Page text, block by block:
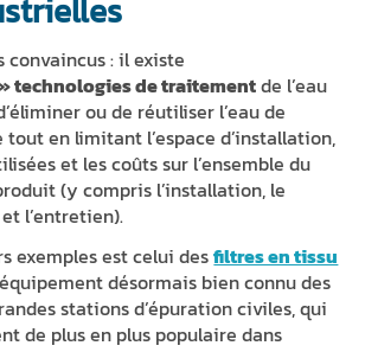
convaincus : il existe
technologies de traitementde l’eau
ou de réutiliser l’eau de
en limitant l’espace d’installation,
et les coûts sur l’ensemble du
(y compris l’installation, le
l’entretien).
exemples est celui desfiltres en tissu
désormais bien connu des
stations d’épuration civiles, qui
de plus en plus populaire dans